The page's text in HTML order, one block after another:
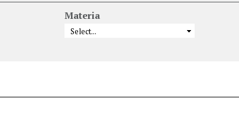
Materia